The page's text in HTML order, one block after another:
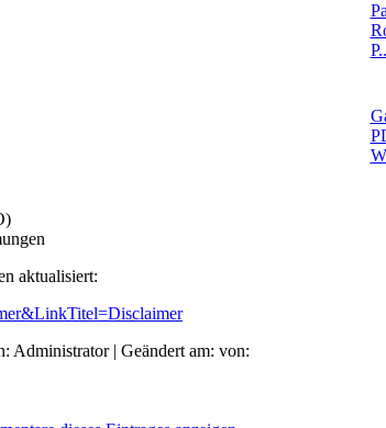
aktualisiert:
Administrator | Geändert am: von: